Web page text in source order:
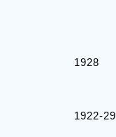
1928
1922-29